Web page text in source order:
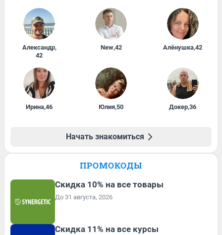
Александр,
42
New,42 Алёнушка,42
Ирина,46 Юлия,50 Докер,36
Начать знакомиться
ПРОМОКОДЫ
Скидка 10% на все товары
До 31 августа, 2026
Скидка 11% на все курсы